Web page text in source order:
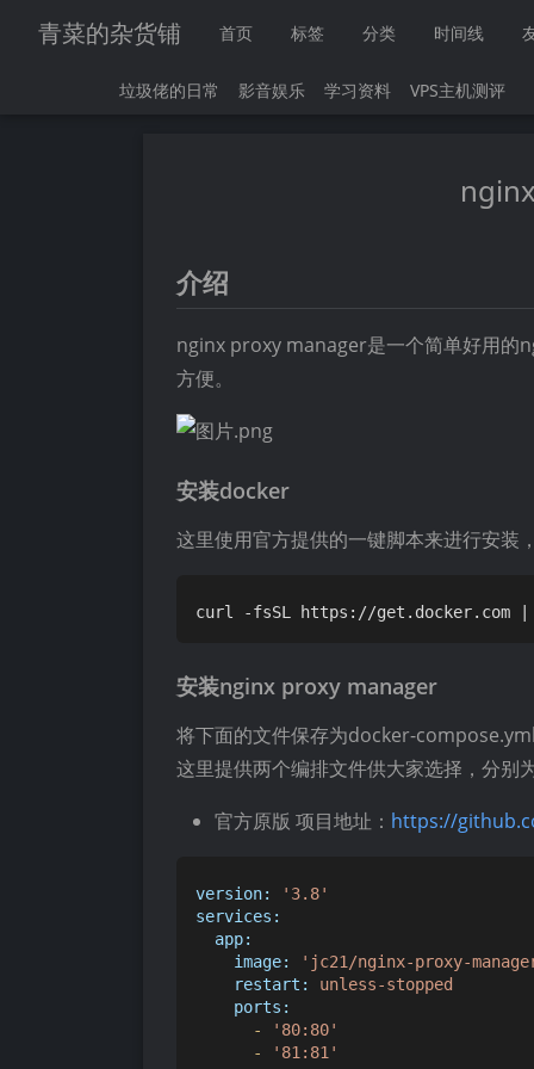
青菜的杂货铺 首页 标签 分类 时间线
垃圾佬的日常 影音娱乐 学习资料 VPS主机测评
介绍
nginx proxy manager是一个简单好用的
方便。
安装docker
这里使用官方提供的一键脚本来进行安
安装nginx proxy manager
将下面的文件保存为docker-
这里提供两个编排文件供大家选择，分别
官方原版 项目地址： https://
version:
'3.8'
services:
app:
image:
'jc21/nginx-proxy-
restart:
unless-stopped
ports:
-
'80:80'
-
'81:81'